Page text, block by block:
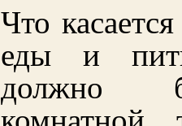
Что
еды и
должно